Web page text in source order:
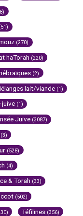
(270)
haTorah (220)
(2)
lait/viande (1)
juive (1)
Juive (3087)
(3)
(528)
(4)
& Torah (33)
(502)
Téfilines (356)